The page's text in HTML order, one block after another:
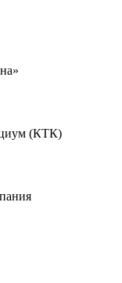
(КТК)